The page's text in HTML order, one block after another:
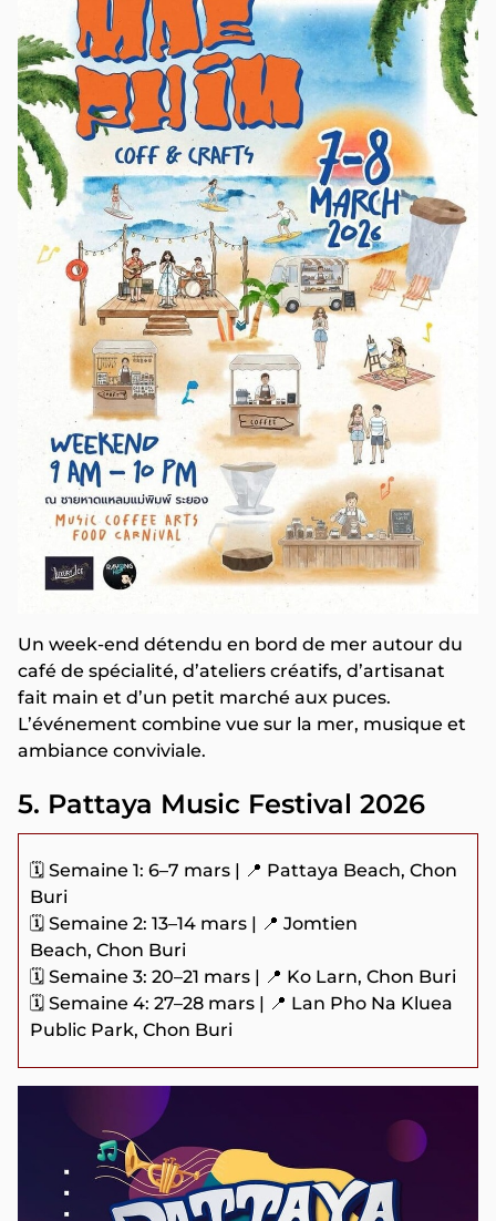
Un week-end détendu en bord de mer autour du
café de spécialité, d’ateliers créatifs, d’artisanat
fait main et d’un petit marché aux puces.
L’événement combine vue sur la mer, musique et
ambiance conviviale.
5. Pattaya Music Festival 2026
🗓️ Semaine 1: 6–7 mars | 📍 Pattaya Beach, Chon
Buri
🗓️ Semaine 2: 13–14 mars | 📍 Jomtien
Beach, Chon Buri
🗓️ Semaine 3: 20–21 mars | 📍 Ko Larn, Chon Buri
🗓️ Semaine 4: 27–28 mars | 📍 Lan Pho Na Kluea
Public Park, Chon Buri